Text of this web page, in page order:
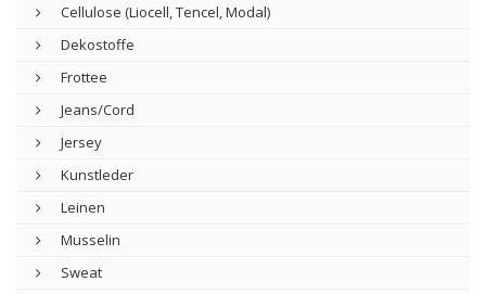
Cellulose (Liocell, Tencel, Modal)
Dekostoffe
Frottee
Jeans/Cord
Jersey
Kunstleder
Leinen
Musselin
Sweat